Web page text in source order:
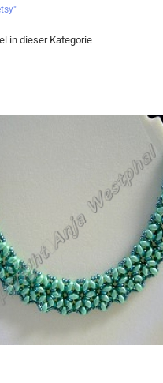
in dieser Kategorie